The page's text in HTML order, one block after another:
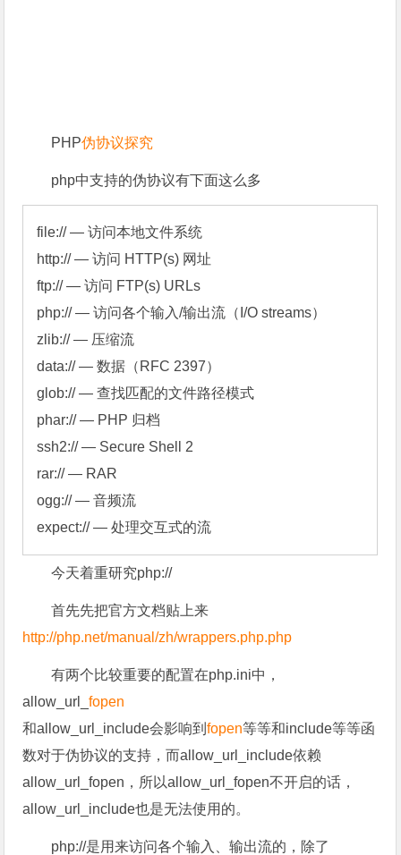
PHP伪协议探究
php中支持的伪协议有下面这么多
file:// — 访问本地文件系统
http:// — 访问 HTTP(s) 网址
ftp:// — 访问 FTP(s) URLs
php:// — 访问各个输入/输出流（I/O streams）
zlib:// — 压缩流
data:// — 数据（RFC 2397）
glob:// — 查找匹配的文件路径模式
phar:// — PHP 归档
ssh2:// — Secure Shell 2
rar:// — RAR
ogg:// — 音频流
expect:// — 处理交互式的流
今天着重研究php://
首先先把官方文档贴上来
http://php.net/manual/zh/wrappers.php.php
有两个比较重要的配置在php.ini中，
allow_url_fopen
和allow_url_include会影响到fopen等等和include等等函
数对于伪协议的支持，而allow_url_include依赖
allow_url_fopen，所以allow_url_fopen不开启的话，
allow_url_include也是无法使用的。
php://是用来访问各个输入、输出流的，除了